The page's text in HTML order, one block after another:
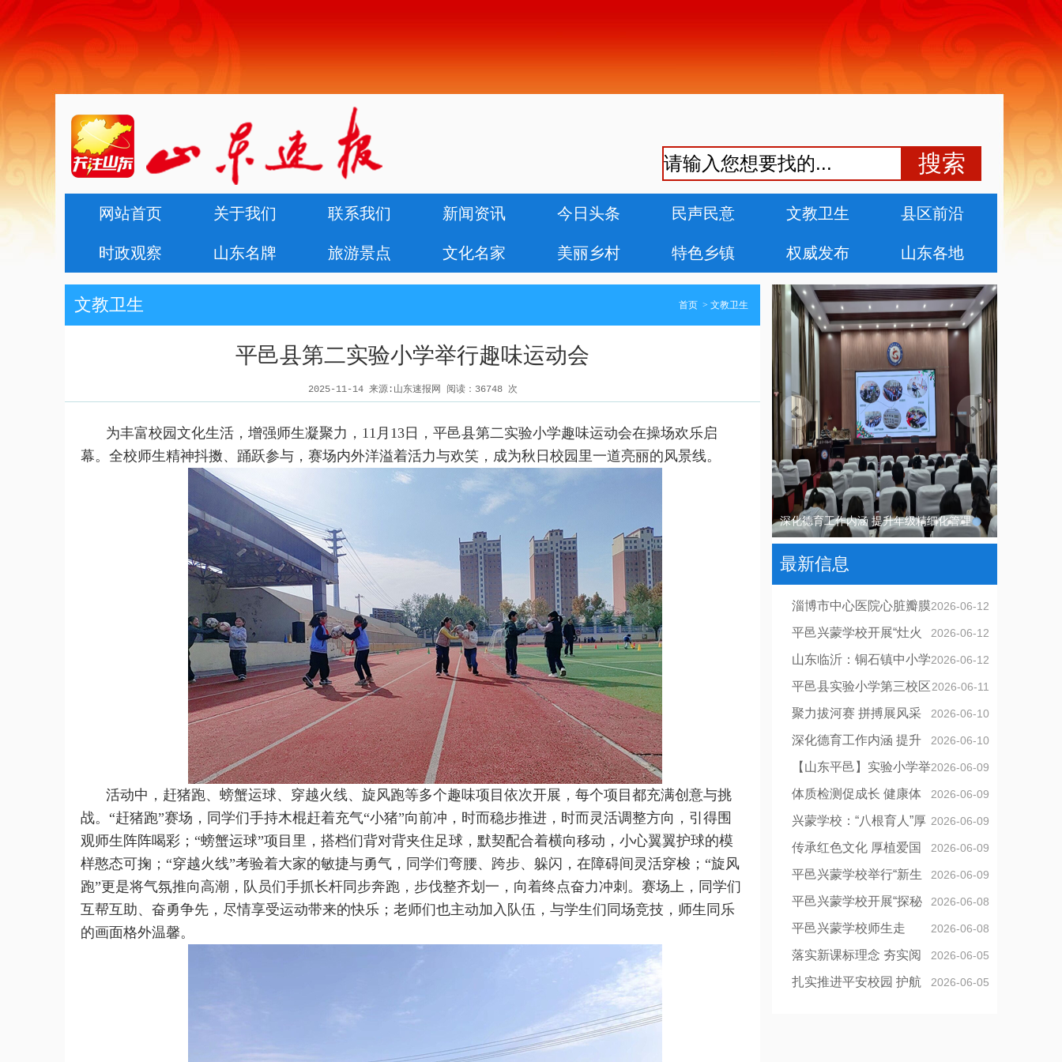
网站首页 关于我们 联系我们 新闻资讯 今日头条 民声民意 文教卫生 县区前沿
时政观察 山东名牌 旅游景点 文化名家 美丽乡村 特色乡镇 权威发布 山东各地
首页 > 文教卫生
文教卫生
平邑县第二实验小学举行趣味运动会
2025-11-14 来源:山东速报网 阅读： 36748 次
为丰富校园文化生活，增强师生凝聚力，11月13日，平邑县第二实验小学趣味运动会在操场欢乐启
幕。全校师生精神抖擞、踊跃参与，赛场内外洋溢着活力与欢笑，成为秋日校园里一道亮丽的风景线。
活动中，赶猪跑、螃蟹运球、穿越火线、旋风跑等多个趣味项目依次开展，每个项目都充满创意与挑
战。“赶猪跑”赛场，同学们手持木棍赶着充气“小猪”向前冲，时而稳步推进，时而灵活调整方向，引得围
观师生阵阵喝彩；“螃蟹运球”项目里，搭档们背对背夹住足球，默契配合着横向移动，小心翼翼护球的模
样憨态可掬；“穿越火线”考验着大家的敏捷与勇气，同学们弯腰、跨步、躲闪，在障碍间灵活穿梭；“旋风
跑”更是将气氛推向高潮，队员们手抓长杆同步奔跑，步伐整齐划一，向着终点奋力冲刺。赛场上，同学们
互帮互助、奋勇争先，尽情享受运动带来的快乐；老师们也主动加入队伍，与学生们同场竞技，师生同乐
的画面格外温馨。
淄博市中心医院心脏瓣膜团队成功完成经导
管三尖瓣缘对缘修复术
最新信息
2026-06-12
淄博市中心医院心脏瓣膜
团队成功完成经导管三尖瓣缘对缘
修复术
2026-06-12
平邑兴蒙学校开展“灶火
暖校园，粽香赴端阳”厨艺美食课劳
动实践活动
2026-06-12
山东临沂：铜石镇中小学
推进教育教学高质量发展联席会议
召开
2026-06-11
平邑县实验小学第三校区
夯实低年级数学素养培育 2026-06-10
聚力拔河赛 拼搏展风采
——平邑兴蒙学校六年级举行拔河
比赛
2026-06-10
深化德育工作内涵 提升
年级精细化管理
2026-06-09
【山东平邑】实验小学举
行师生硬笔书法赛
2026-06-09
体质检测促成长 健康体
魄伴前行——平邑兴蒙学校开展学
生体质健康测试工作
2026-06-09
兴蒙学校：“八根育人”厚
植成长根基 构建生态化育人新样态
2026-06-09
传承红色文化 厚植爱国
情怀
2026-06-09
平邑兴蒙学校举行“新生
态生本课堂”展示观摩活动2026-06-08
平邑兴蒙学校开展“探秘
神奇自然，追寻革命精神”红色研学
活动
2026-06-08
平邑兴蒙学校师生走
进“知味轩”开展炊烟美食劳动实践活
动
2026-06-05
落实新课标理念 夯实阅
读教学根基
2026-06-05
扎实推进平安校园 护航